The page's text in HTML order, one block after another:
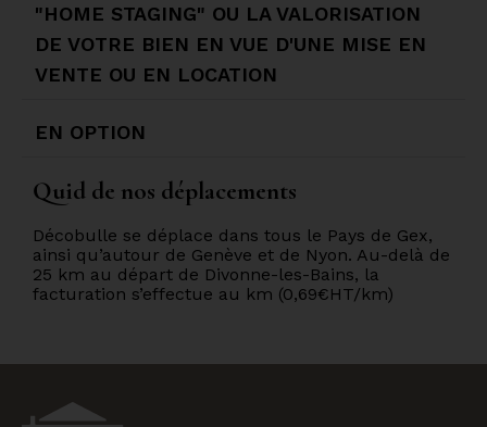
"HOME STAGING" OU LA VALORISATION
DE VOTRE BIEN EN VUE D'UNE MISE EN
VENTE OU EN LOCATION
EN OPTION
Quid de nos déplacements
Décobulle se déplace dans tous le Pays de Gex,
ainsi qu’autour de Genève et de Nyon. Au-delà de
25 km au départ de Divonne-les-Bains, la
facturation s’effectue au km (0,69€HT/km)